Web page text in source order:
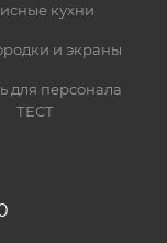
кухни
и экраны
для персонала
ТЕСТ